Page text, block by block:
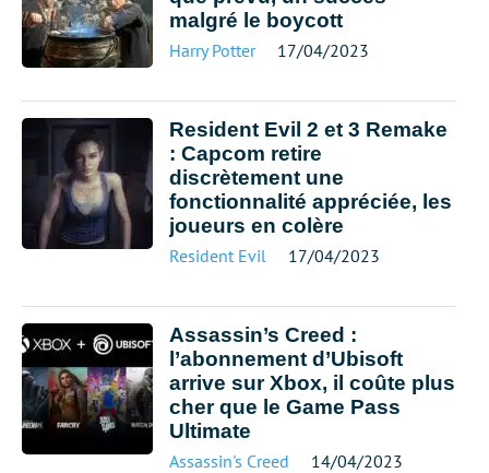
malgré le boycott
Harry Potter 17/04/2023
Resident Evil 2 et 3 Remake
: Capcom retire
discrètement une
fonctionnalité appréciée, les
joueurs en colère
Resident Evil 17/04/2023
Assassin’s Creed :
l’abonnement d’Ubisoft
arrive sur Xbox, il coûte plus
cher que le Game Pass
Ultimate
Assassin's Creed 14/04/2023